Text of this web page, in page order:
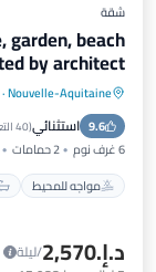
شقة
garden, beach
by architect
Nouvelle-Aquitaine
·
9.6 استثنائي(40 التعليقات
6 غرف نوم 2 حمامات
مواجه للمحيط
مواجه
موقف
د.إ.‏2,570
/ليلة